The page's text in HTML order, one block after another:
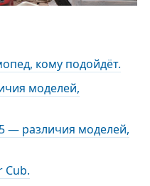
кому подойдёт.
моделей,
— различия моделей,
Cub.